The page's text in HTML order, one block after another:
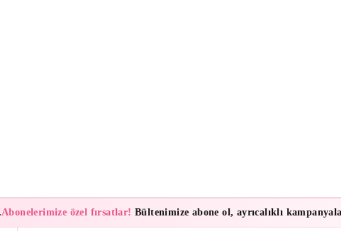
özel fırsatlar!Bültenimize abone ol, ayrıcalıklı kampanyalar